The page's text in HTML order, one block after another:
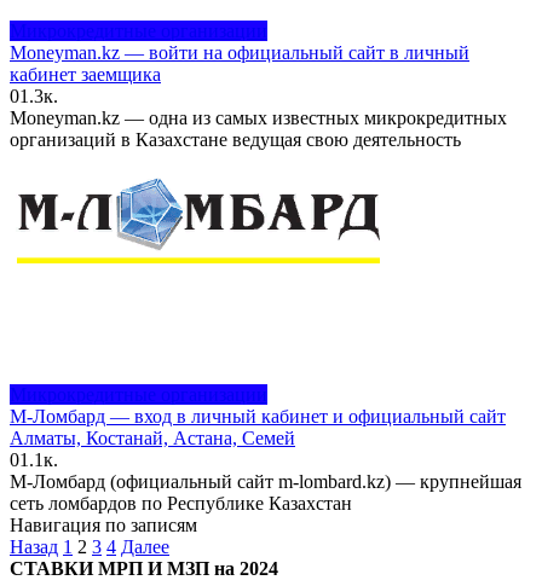
Микрокредитные организации
Moneyman.kz — войти на официальный сайт в личный
кабинет заемщика
01.3к.
Moneyman.kz — одна из самых известных микрокредитных
организаций в Казахстане ведущая свою деятельность
Микрокредитные организации
М-Ломбард — вход в личный кабинет и официальный сайт
Алматы, Костанай, Астана, Семей
01.1к.
М-Ломбард (официальный сайт m-lombard.kz) — крупнейшая
сеть ломбардов по Республике Казахстан
Навигация по записям
Назад 1 2 3 4 Далее
СТАВКИ МРП И МЗП на 2024